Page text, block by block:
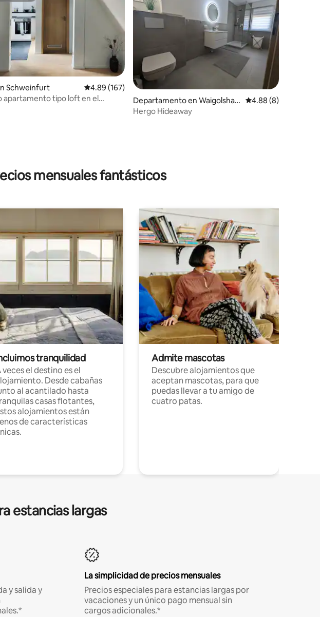
4.98 de 5; 242 evaluaciones
Schweinfurt Calificación promedio: 4.89 de 5; 167 evaluaciones
4.89 (167)
apartamento tipo loft en el
Departamento en Waigolshau
sen
Calificación
4.88 (8)
Hergo Hideaway
mensuales fantásticos
tranquilidad
veces el destino es el
Desde cabañas
al acantilado hasta
casas flotantes,
alojamientos están
de características
Admite mascotas
Descubre alojamientos que
aceptan mascotas, para que
puedas llevar a tu amigo de
cuatro patas.
estancias largas
y salida y
La simplicidad de precios mensuales
Precios especiales para estancias largas por
vacaciones y un único pago mensual sin
cargos adicionales.*